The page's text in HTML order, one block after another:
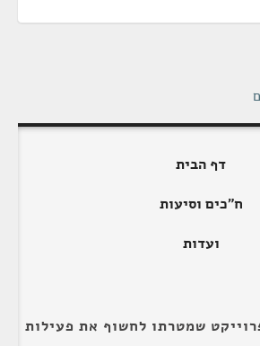
דף הבית
ח"כים וסיעות
ועדות
שמטרתו לחשוף את פעילות